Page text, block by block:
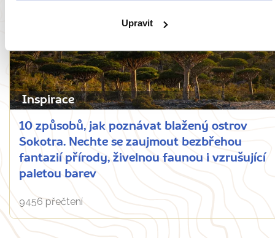
Upravit
Inspirace
10 způsobů, jak poznávat blažený ostrov
Sokotra. Nechte se zaujmout bezbřehou
fantazií přírody, živelnou faunou i vzrušující
paletou barev
9456 přečtení